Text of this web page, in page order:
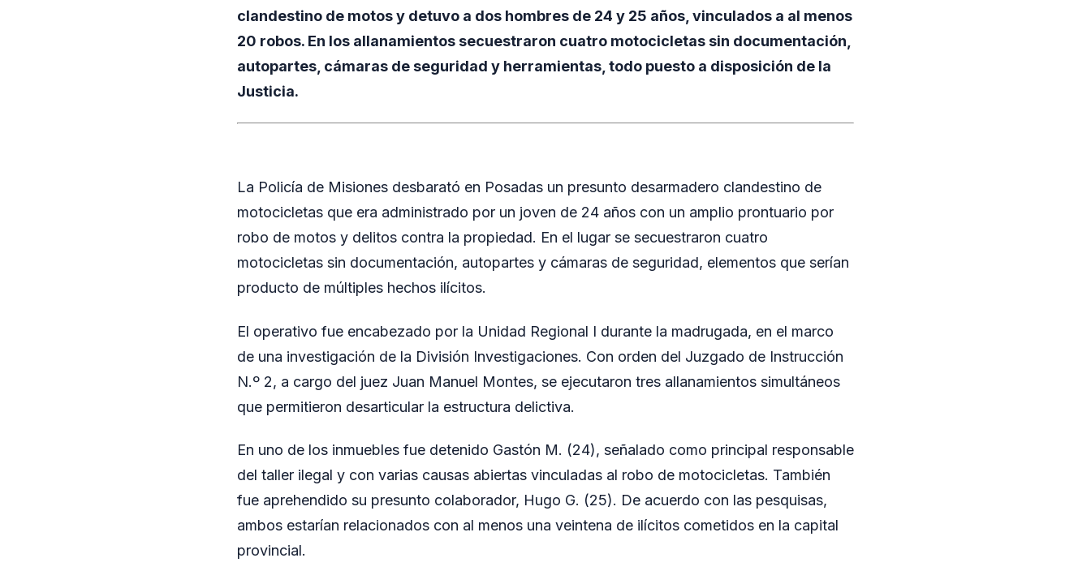
clandestino de motos y detuvo a dos hombres de 24 y 25 años, vinculados a al menos
20 robos. En los allanamientos secuestraron cuatro motocicletas sin documentación,
autopartes, cámaras de seguridad y herramientas, todo puesto a disposición de la
Justicia.
La Policía de Misiones desbarató en Posadas un presunto desarmadero clandestino de
motocicletas que era administrado por un joven de 24 años con un amplio prontuario por
robo de motos y delitos contra la propiedad. En el lugar se secuestraron cuatro
motocicletas sin documentación, autopartes y cámaras de seguridad, elementos que serían
producto de múltiples hechos ilícitos.
El operativo fue encabezado por la Unidad Regional I durante la madrugada, en el marco
de una investigación de la División Investigaciones. Con orden del Juzgado de Instrucción
N.º 2, a cargo del juez Juan Manuel Montes, se ejecutaron tres allanamientos simultáneos
que permitieron desarticular la estructura delictiva.
En uno de los inmuebles fue detenido Gastón M. (24), señalado como principal responsable
del taller ilegal y con varias causas abiertas vinculadas al robo de motocicletas. También
fue aprehendido su presunto colaborador, Hugo G. (25). De acuerdo con las pesquisas,
ambos estarían relacionados con al menos una veintena de ilícitos cometidos en la capital
provincial.